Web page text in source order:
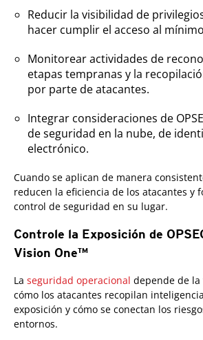
Reducir la visibilidad de
hacer cumplir el acceso al
Monitorear actividades de
etapas tempranas y la
por parte de atacantes.
Integrar consideraciones de
de seguridad en la nube, de
electrónico.
Cuando se aplican de manera
reducen la eficiencia de los atacantes y
control de seguridad en su lugar.
Controle la Exposición de
Vision One™
La seguridad operacional
Products
depende de
cómo los atacantes recopilan
exposición y cómo se conectan los
entornos.
Products